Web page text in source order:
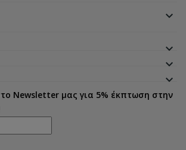
keyboard_arrow_down
keyboard_arrow_down
keyboard_arrow_down
keyboard_arrow_down
Newsletter μας για 5% έκπτωση στην